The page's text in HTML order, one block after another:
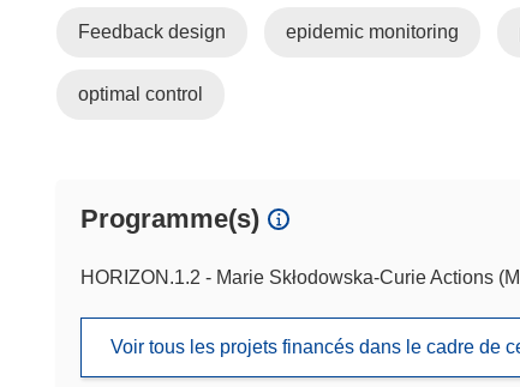
Feedback design epidemic monitoring
optimal control
Programme(s)
HORIZON.1.2 - Marie Skłodowska-Curie Actions
Voir tous les projets financés dans le cadre de